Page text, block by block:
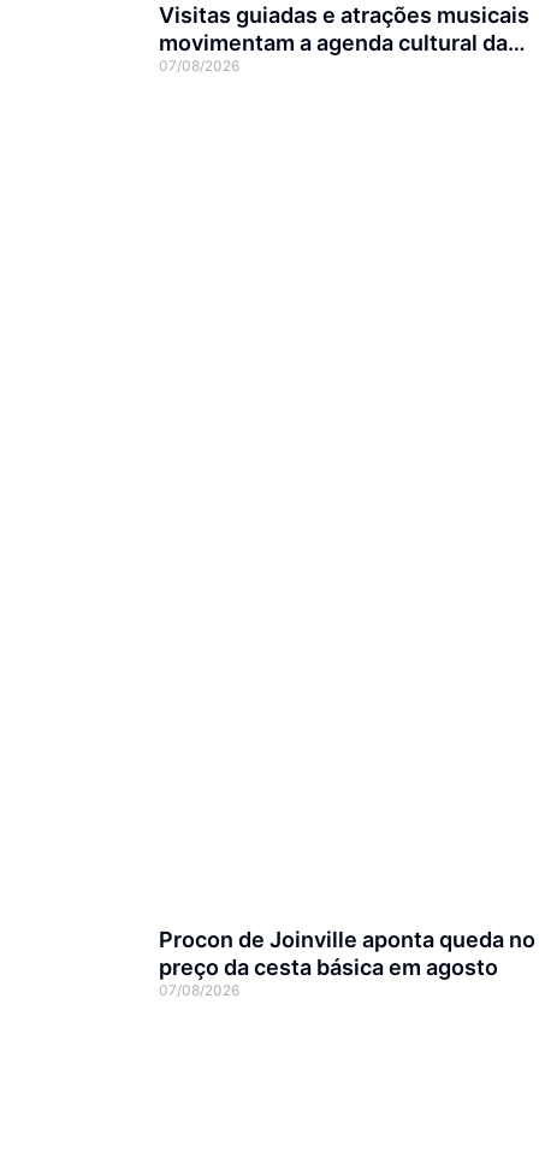
Visitas guiadas e atrações musicais
movimentam a agenda cultural da
semana em Joinville
07/08/2026
Procon de Joinville aponta queda no
preço da cesta básica em agosto
07/08/2026